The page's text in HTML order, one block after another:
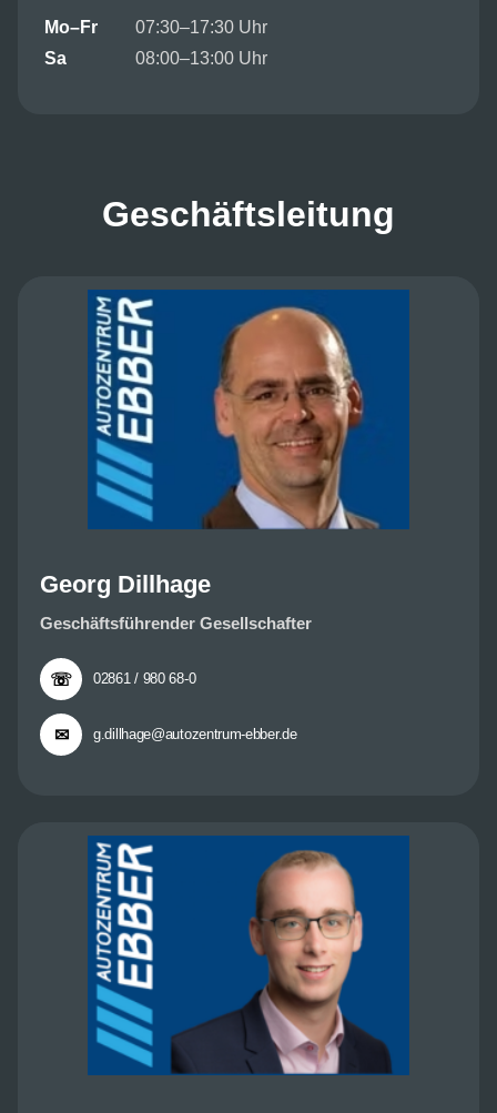
Mo–Fr
07:30–17:30 Uhr
Sa
08:00–13:00 Uhr
Geschäftsleitung
Georg Dillhage
Geschäftsführender Gesellschafter
☏ 02861 / 980 68-0
✉ g.dillhage@autozentrum-ebber.de